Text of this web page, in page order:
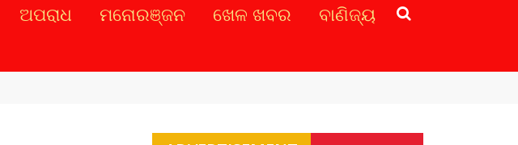
ଅପରାଧ ମନୋରଞ୍ଜନ ଖେଳ ଖବର
ବାଣିଜ୍ୟ